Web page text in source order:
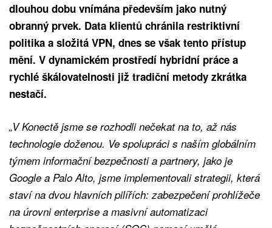
dlouhou dobu vnímána především jako nutný
obranný prvek. Data klientů chránila restriktivní
politika a složitá VPN, dnes se však tento přístup
mění. V dynamickém prostředí hybridní práce a
rychlé škálovatelnosti již tradiční metody zkrátka
nestačí.
„V Konectě jsme se rozhodli nečekat na to, až nás
technologie doženou. Ve spolupráci s naším globálním
týmem informační bezpečnosti a partnery, jako je
Google a Palo Alto, jsme implementovali strategii, která
staví na dvou hlavních pilířích: zabezpečení prohlížeče
na úrovni enterprise a masivní automatizaci